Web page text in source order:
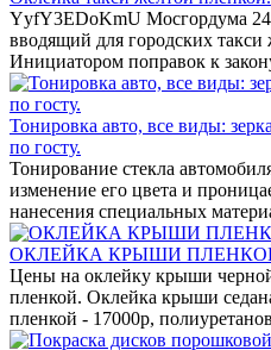
YyfY3EDoKmU Мосгордума 24
вводящий для городских такси
Инициатором поправок к
Тонировка авто, все виды:
по госту.
Тонирование стекла
изменение его цвета и
нанесения специальных
ОКЛЕЙКА КРЫШИ
Цены на оклейку крыши
пленкой. Оклейка крыши
пленкой - 17000р,